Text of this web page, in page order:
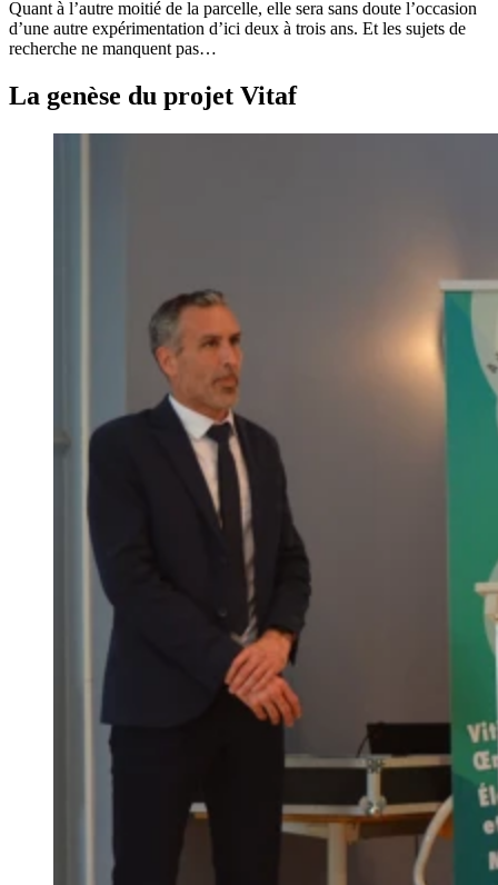
Quant à l’autre moitié de la parcelle, elle sera sans doute l’occasion
d’une autre expérimentation d’ici deux à trois ans. Et les sujets de
recherche ne manquent pas…
La genèse du projet Vitaf